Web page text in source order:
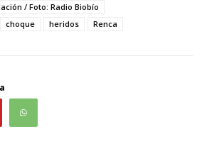
/ Foto: Radio Biobío
choque heridos Renca